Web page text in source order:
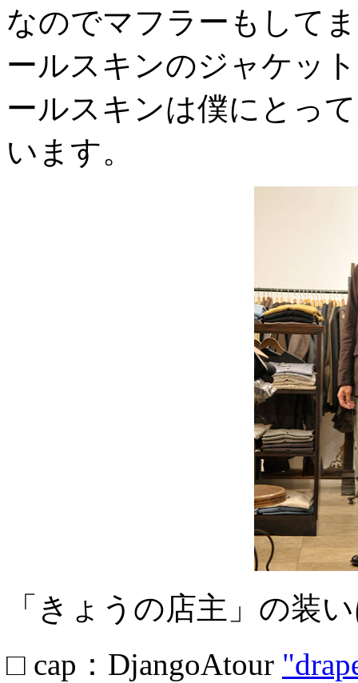
なのでマフラーもして
ールスキンのジャケッ
ールスキンは僕にとっ
います。
「きょうの店主」の装
□ cap：DjangoAtour